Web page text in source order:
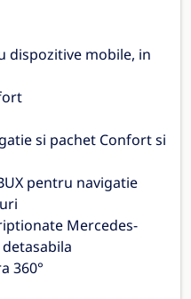
dispozitive mobile, in
si pachet Confort si
pentru navigatie
Mercedes-
360°